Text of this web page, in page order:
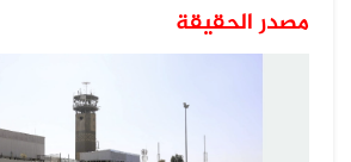
مصدر الحقيقة